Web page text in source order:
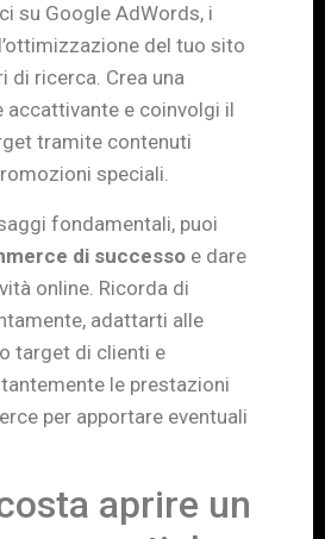
su Google AdWords, i
del tuo sito
di ricerca. Crea una
accattivante e coinvolgi il
tramite contenuti
speciali.
fondamentali, puoi
di successo e dare
online. Ricorda di
adattarti alle
target di clienti e
le prestazioni
per apportare eventuali
aprire un